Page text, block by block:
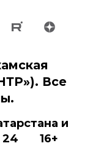
Все
и
24 16+